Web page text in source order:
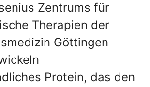
Zentrums für
Therapien der
Göttingen
Protein, das den